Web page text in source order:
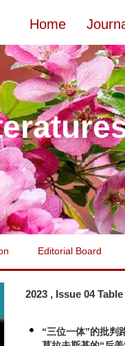
Home
Editorial Board
2023 , Issue 04
“三位一体”的批